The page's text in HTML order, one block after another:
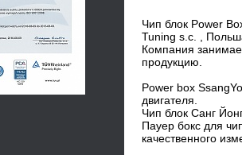
Чип блок Power
Tuning s.c. ,
Компания
продукцию.
Power box
двигателя.
Чип блок Санг
Пауер бокс для
качественного